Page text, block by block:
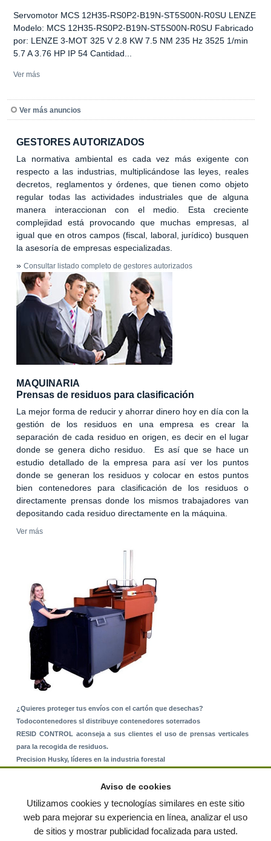
Servomotor MCS 12H35-RS0P2-B19N-ST5S00N-R0SU LENZE
Modelo: MCS 12H35-RS0P2-B19N-ST5S00N-R0SU Fabricado
por: LENZE 3-MOT 325 V 2.8 KW 7.5 NM 235 Hz 3525 1/min
5.7 A 3.76 HP IP 54 Cantidad...
Ver más
Ver más anuncios
GESTORES AUTORIZADOS
La normativa ambiental es cada vez más exigente con
respecto a las industrias, multiplicándose las leyes, reales
decretos, reglamentos y órdenes, que tienen como objeto
regular todas las actividades industriales que de alguna
manera interaccionan con el medio. Esta creciente
complejidad está provocando que muchas empresas, al
igual que en otros campos (fiscal, laboral, jurídico) busquen
la asesoría de empresas especializadas.
» Consultar listado completo de gestores autorizados
MAQUINARIA
Prensas de residuos para clasificación
La mejor forma de reducir y ahorrar dinero hoy en día con la
gestión de los residuos en una empresa es crear la
separación de cada residuo en origen, es decir en el lugar
donde se genera dicho residuo. Es así que se hace un
estudio detallado de la empresa para así ver los puntos
donde se generan los residuos y colocar en estos puntos
bien contenedores para clasificación de los residuos o
directamente prensas donde los mismos trabajadores van
depositando cada residuo directamente en la máquina.
Ver más
¿Quieres proteger tus envíos con el cartón que desechas?
Todocontenedores sl distribuye contenedores soterrados
RESID CONTROL aconseja a sus clientes el uso de prensas verticales
para la recogida de residuos.
Precision Husky, líderes en la industria forestal
© residuos.com - Todos los derechos reservados Política de privacidad
Aviso de cookies
Utilizamos cookies y tecnologías similares en este sitio
web para mejorar su experiencia en línea, analizar el uso
de sitios y mostrar publicidad focalizada para usted.